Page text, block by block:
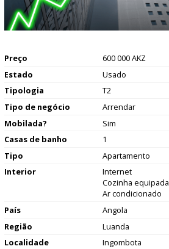
Preço
600 000 AKZ
Estado
Usado
Tipologia
T2
Tipo de negócio
Arrendar
Mobilada?
Sim
Casas de banho
1
Tipo
Apartamento
Interior
Internet
Cozinha equipada
Ar condicionado
País
Angola
Região
Luanda
Localidade
Ingombota